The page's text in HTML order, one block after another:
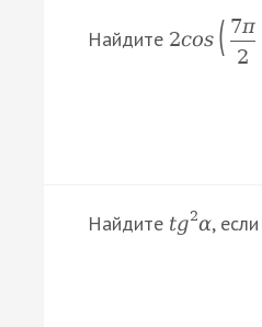
Найдите 2cos ( 7π
2
Найдите tg2α, если